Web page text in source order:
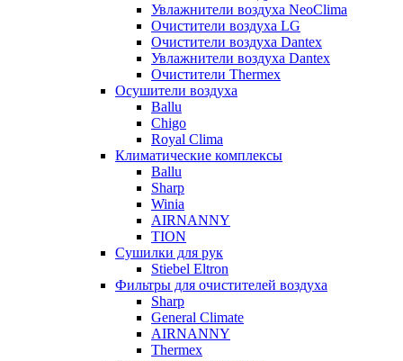
Увлажнители воздуха NeoClima
Очистители воздуха LG
Очистители воздуха Dantex
Увлажнители воздуха Dantex
Очистители Thermex
Осушители воздуха
Ballu
Chigo
Royal Clima
Климатические комплексы
Ballu
Sharp
Winia
AIRNANNY
TION
Сушилки для рук
Stiebel Eltron
Фильтры для очистителей воздуха
Sharp
General Climate
AIRNANNY
Thermex